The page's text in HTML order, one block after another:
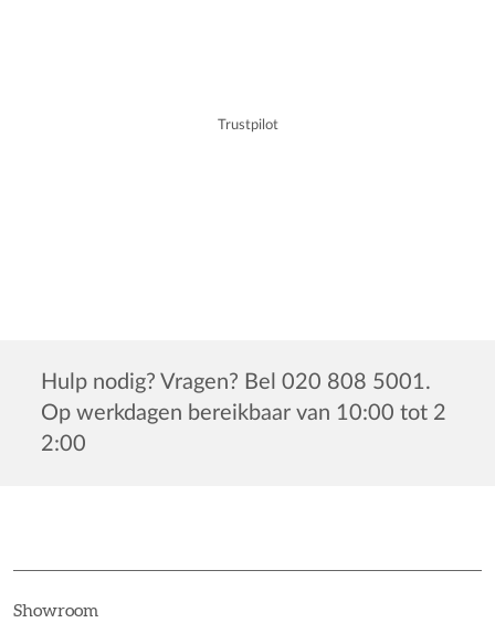
Trustpilot
Hulp nodig? Vragen? Bel 020 808 5001.
Op werkdagen bereikbaar van 10:00 tot 2
2:00
Showroom